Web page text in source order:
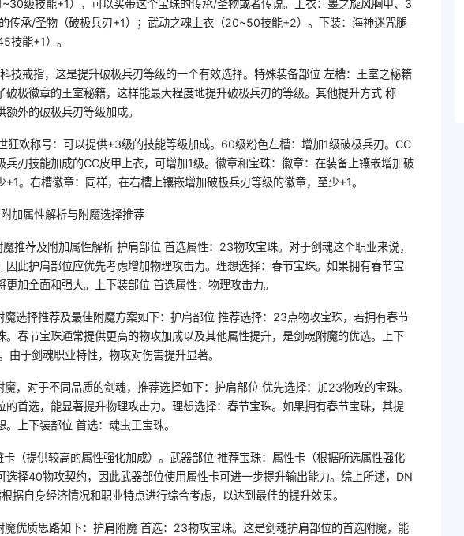
级技能+1），可以买带这个宝珠的传承/圣物或者传说。上衣：墨之旋风胸甲、3
传承/圣物（破极兵刃+1）；武动之魂上衣（20~50技能+2）。下装：海神迷咒腿
技能+1）。
技戒指，这是提升破极兵刃等级的一个有效选择。特殊装备部位 左槽：王室之秘籍
破极徽章的王室秘籍，这样能最大程度地提升破极兵刃的等级。其他提升方式 称
外的破极兵刃等级加成。
狂欢称号：可以提供+3级的技能等级加成。60级粉色左槽：增加1级破极兵刃。CC
兵刃技能加成的CC皮甲上衣，可增加1级。徽章和宝珠：徽章：在装备上镶嵌增加破
。右槽徽章：同样，在右槽上镶嵌增加破极兵刃等级的徽章，至少+1。
加属性解析与附魔选择推荐
推荐及附加属性解析 护肩部位 首选属性：23物攻宝珠。对于剑魂这个职业来说，
因此护肩部位应优先考虑增加物理攻击力。理想选择：春节宝珠。如果拥有春节宝
加全面和强大。上下装部位 首选属性：物理攻击力。
魔选择推荐及最佳附魔方案如下：护肩部位 推荐选择：23点物攻宝珠，若拥有春节
。春节宝珠通常提供更高的物攻加成以及其他属性提升，是剑魂附魔的优选。上下
由于剑魂职业特性，物攻对伤害提升显著。
，对于不同品质的剑魂，推荐选择如下：护肩部位 优先选择：加23物攻的宝珠。
的首选，能显著提升物理攻击力。理想选择：春节宝珠。如果拥有春节宝珠，其提
上下装部位 首选：魂虫王宝珠。
（提供较高的属性强化加成）。武器部位 推荐宝珠：属性卡（根据所选属性强化
选择40物攻契约，因此武器部位使用属性卡可进一步提升输出能力。综上所述，DN
据自身经济情况和职业特点进行综合考虑，以达到最佳的提升效果。
魔优质思路如下：护肩附魔 首选：23物攻宝珠。这是剑魂护肩部位的首选附魔，能